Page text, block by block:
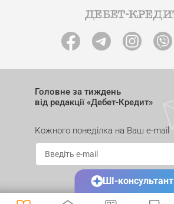
Головне за тиждень
від редакції «Дебет-Кредит»
Кожного понеділка на Ваш e-mail
ШІ-консультант